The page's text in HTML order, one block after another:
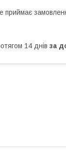
приймає
14 днів за